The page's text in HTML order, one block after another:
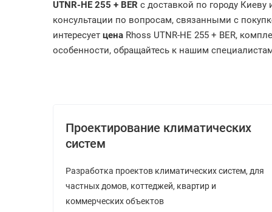
UTNR-HE 255 + BER с доставкой по городу
консультации по вопросам, связанными с
интересует цена Rhoss UTNR-HE 255 + BER,
особенности, обращайтесь к нашим
Проектирование климатических
систем
Разработка проектов климатических систем, для
частных домов, коттеджей, квартир и
коммерческих объектов